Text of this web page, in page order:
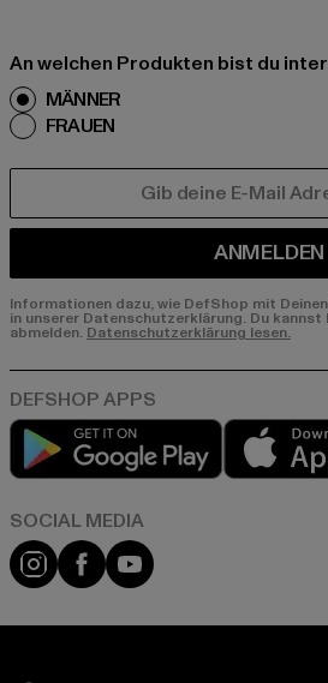
An welchen Produkten bist du
MÄNNER
FRAUEN
ANMELDEN
Informationen dazu, wie DefShop mit
in unserer Datenschutzerklärung. Du
abmelden. Datenschutzerklärung lesen.
Play
Instagram
FacebookYouTube